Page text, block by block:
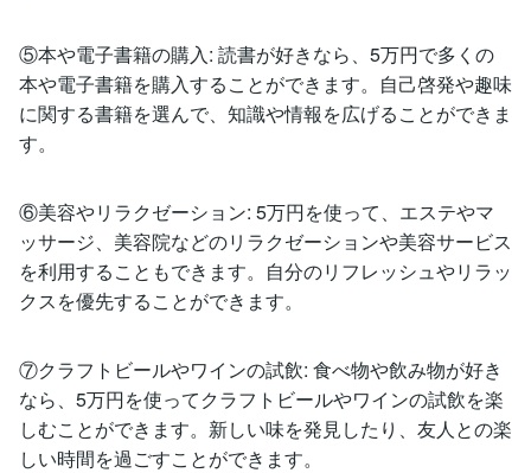
⑤本や電子書籍の購入: 読書が好きなら、5万円で多くの
本や電子書籍を購入することができます。自己啓発や趣味
に関する書籍を選んで、知識や情報を広げることができま
す。
⑥美容やリラクゼーション: 5万円を使って、エステやマ
ッサージ、美容院などのリラクゼーションや美容サービス
を利用することもできます。自分のリフレッシュやリラッ
クスを優先することができます。
⑦クラフトビールやワインの試飲: 食べ物や飲み物が好き
なら、5万円を使ってクラフトビールやワインの試飲を楽
しむことができます。新しい味を発見したり、友人との楽
しい時間を過ごすことができます。